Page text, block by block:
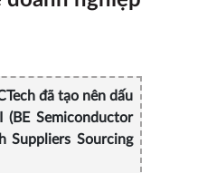
đã tạo nên dấu
Semiconductor
Suppliers Sourcing